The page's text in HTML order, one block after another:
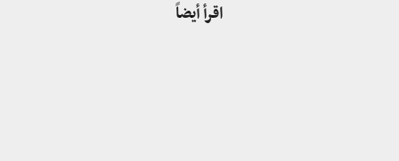
اقرأ أيضاً